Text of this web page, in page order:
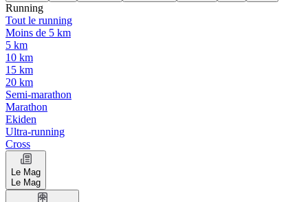
Running
Tout le running
Moins de 5 km
5 km
10 km
15 km
20 km
Semi-marathon
Marathon
Ekiden
Ultra-running
Cross
Le Mag
Le Mag